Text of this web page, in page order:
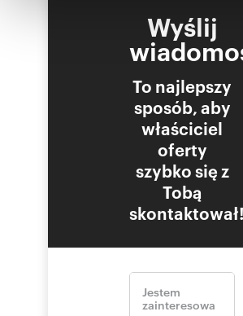
korzystania z ich usług.Wyślij
To najlepszy
sposób, aby
właściciel
oferty
szybko się z
Tobą
skontaktował!